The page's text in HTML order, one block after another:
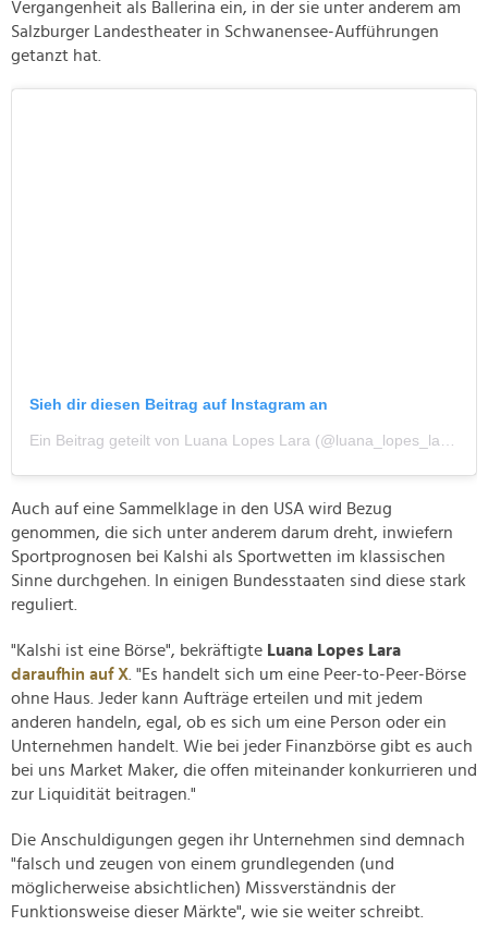
Vergangenheit als Ballerina ein, in der sie unter anderem am
Salzburger Landestheater in Schwanensee-Aufführungen
getanzt hat.
Sieh dir diesen Beitrag auf Instagram an
Auch auf eine Sammelklage in den USA wird Bezug
genommen, die sich unter anderem darum dreht, inwiefern
Sportprognosen bei Kalshi als Sportwetten im klassischen
Sinne durchgehen. In einigen Bundesstaaten sind diese stark
reguliert.
"Kalshi ist eine Börse", bekräftigte Luana Lopes Lara
daraufhin auf X . "Es handelt sich um eine Peer-to-Peer-Börse
ohne Haus. Jeder kann Aufträge erteilen und mit jedem
anderen handeln, egal, ob es sich um eine Person oder ein
Unternehmen handelt. Wie bei jeder Finanzbörse gibt es auch
bei uns Market Maker, die offen miteinander konkurrieren und
zur Liquidität beitragen."
Die Anschuldigungen gegen ihr Unternehmen sind demnach
"falsch und zeugen von einem grundlegenden (und
möglicherweise absichtlichen) Missverständnis der
Funktionsweise dieser Märkte", wie sie weiter schreibt.